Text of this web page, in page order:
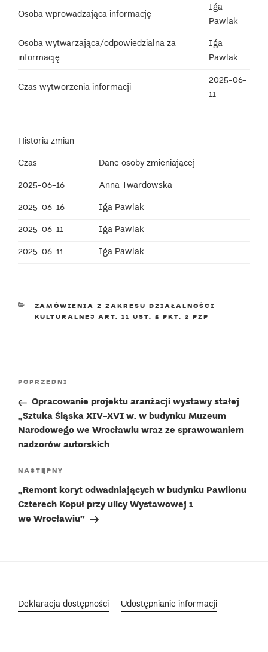
Osoba wprowadzająca informację
Iga
Pawlak
Osoba wytwarzająca/odpowiedzialna za
informację
Iga
Pawlak
Czas wytworzenia informacji
2025-06-
11
Historia zmian
Czas
Dane osoby zmieniającej
2025-06-16
Anna Twardowska
2025-06-16
Iga Pawlak
2025-06-11
Iga Pawlak
2025-06-11
Iga Pawlak
KATEGORIE
ZAMÓWIENIA Z ZAKRESU DZIAŁALNOŚCI
KULTURALNEJ ART. 11 UST. 5 PKT. 2 PZP
Nawigacja
Poprzedni
wpis
POPRZEDNI
Opracowanie projektu aranżacji wystawy stałej
„Sztuka Śląska XIV-XVI w. w budynku Muzeum
Narodowego we Wrocławiu wraz ze sprawowaniem
nadzorów autorskich
Następny
wpis
NASTĘPNY
„Remont koryt odwadniających w budynku Pawilonu
Czterech Kopuł przy ulicy Wystawowej 1
we Wrocławiu”
Deklaracja dostępności Udostępnianie informacji